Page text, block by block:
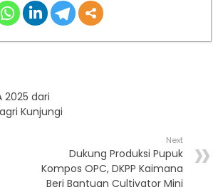
2025 dari
Kunjungi
Next
Dukung Produksi Pupuk
Kompos OPC, DKPP Kaimana
Beri Bantuan Cultivator Mini